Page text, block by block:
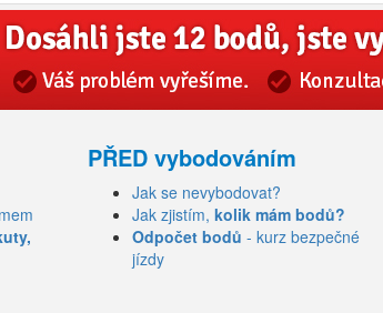
PŘED vybodováním
Jak se nevybodovat?
Jak zjistím, kolik mám bodů?
Odpočet bodů - kurz bezpečné
jízdy